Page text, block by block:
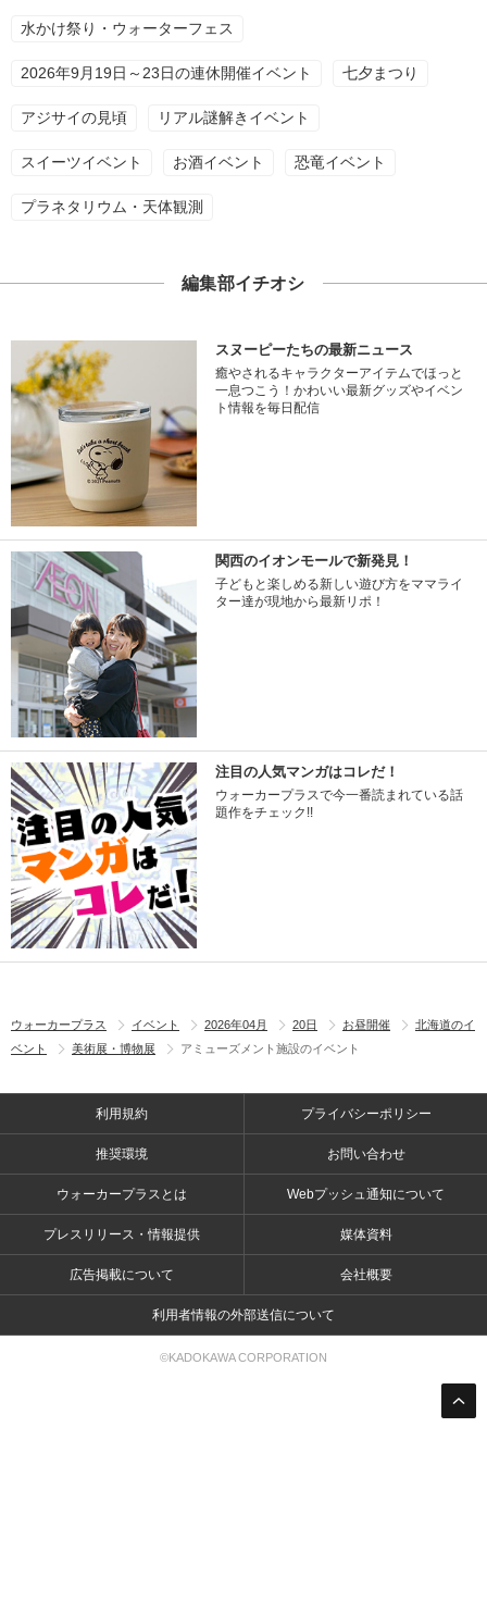
水かけ祭り・ウォーターフェス
2026年9月19日～23日の連休開催イベント 七夕まつり
アジサイの見頃 リアル謎解きイベント
スイーツイベント お酒イベント 恐竜イベント
プラネタリウム・天体観測
編集部イチオシ
スヌーピーたちの最新ニュース
癒やされるキャラクターアイテムでほっと
一息つこう！かわいい最新グッズやイベン
ト情報を毎日配信
関西のイオンモールで新発見！
子どもと楽しめる新しい遊び方をママライ
ター達が現地から最新リポ！
注目の人気マンガはコレだ！
ウォーカープラスで今一番読まれている話
題作をチェック!!
ウォーカープラス イベント 2026年04月 20日 お昼開催
北海道のイ
ベント
美術展・博物展 アミューズメント施設のイベント
利用規約 プライバシーポリシー
推奨環境 お問い合わせ
ウォーカープラスとは Webプッシュ通知について
プレスリリース・情報提供 媒体資料
広告掲載について 会社概要
利用者情報の外部送信について
©KADOKAWA CORPORATION